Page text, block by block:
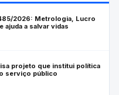
2026: Metrologia, Lucro
ajuda a salvar vidas
projeto que institui política
serviço público